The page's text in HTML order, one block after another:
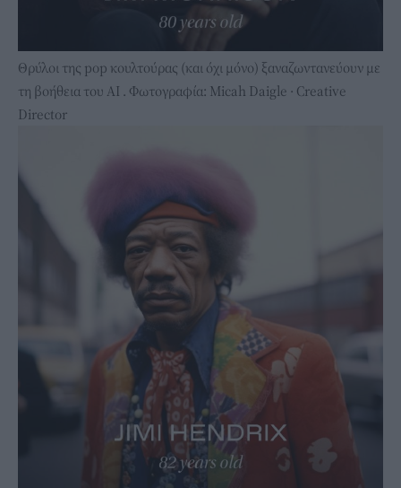
Θρύλοι της pop κουλτούρας (και όχι μόνο) ξαναζωντανεύουν με
τη βοήθεια του ΑΙ . Φωτογραφία: Micah Daigle · Creative
Director